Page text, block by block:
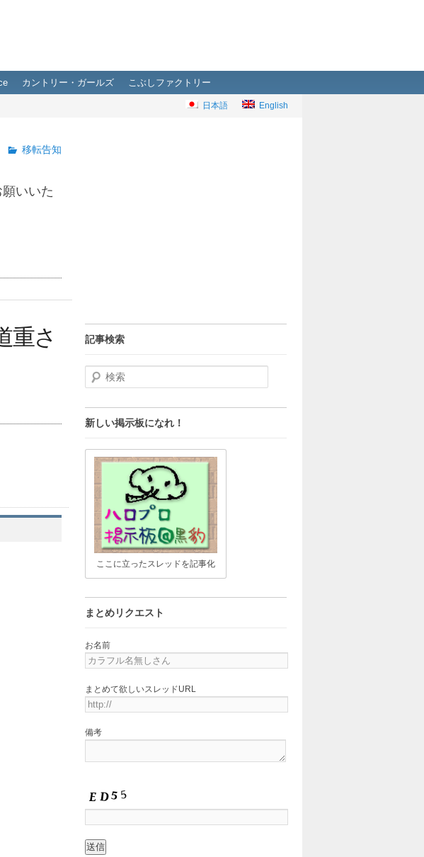
カントリー・ガールズ こぶしファクトリー
日本語 English
移転告知
いいた
重さ
記事検索
検索
新しい掲示板になれ！
ここに立ったスレッドを記事化
まとめリクエスト
お名前
まとめて欲しいスレッドURL
備考